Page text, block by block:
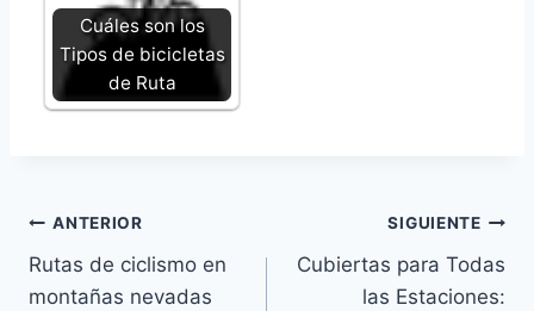
Cuáles son los
Tipos de bicicletas
de Ruta
Navegación
de
ANTERIOR
Rutas de ciclismo en
montañas nevadas
SIGUIENTE
Cubiertas para Todas
las Estaciones: